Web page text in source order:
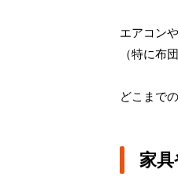
エアコン
（特に布
どこまで
家